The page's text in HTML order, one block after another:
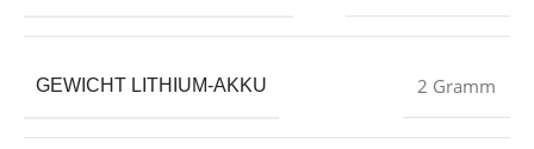
GEWICHT LITHIUM-AKKU ‎2 Gramm